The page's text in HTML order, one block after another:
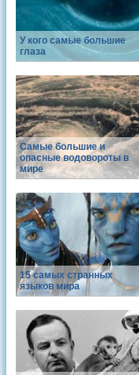
У кого самые большие
глаза
Самые большие и
опасные водовороты в
мире
15 самых странных
языков мира